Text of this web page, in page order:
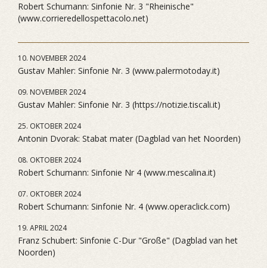
Robert Schumann: Sinfonie Nr. 3 "Rheinische"
(www.corrieredellospettacolo.net)
10. NOVEMBER 2024
Gustav Mahler: Sinfonie Nr. 3 (www.palermotoday.it)
09. NOVEMBER 2024
Gustav Mahler: Sinfonie Nr. 3 (https://notizie.tiscali.it)
25. OKTOBER 2024
Antonin Dvorak: Stabat mater (Dagblad van het Noorden)
08. OKTOBER 2024
Robert Schumann: Sinfonie Nr 4 (www.mescalina.it)
07. OKTOBER 2024
Robert Schumann: Sinfonie Nr. 4 (www.operaclick.com)
19. APRIL 2024
Franz Schubert: Sinfonie C-Dur "Große" (Dagblad van het
Noorden)